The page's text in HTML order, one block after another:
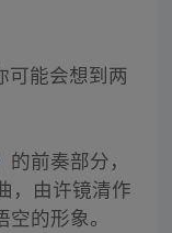
可能会想到两
的前奏部分，
，由许镜清作
的形象。